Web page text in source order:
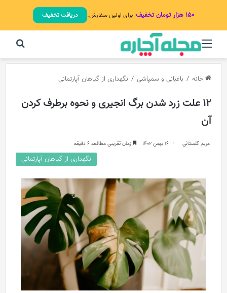
۱۵۰ هزار تومان تخفیف | برای اولین سفارش. دریافت تخفیف
منو
خانه / باغبانی و سمپاشی / نگهداری از گیاهان آپارتمانی
12 علت زرد شدن برگ انجیری و نحوه برطرف کردن
آن
مریم گلستانی 16 بهمن 1402 زمان تقریبی مطالعه 6 دقیقه
نگهداری از گیاهان آپارتمانی